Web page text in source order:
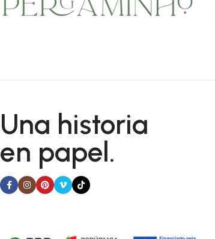
Una historia
en papel.